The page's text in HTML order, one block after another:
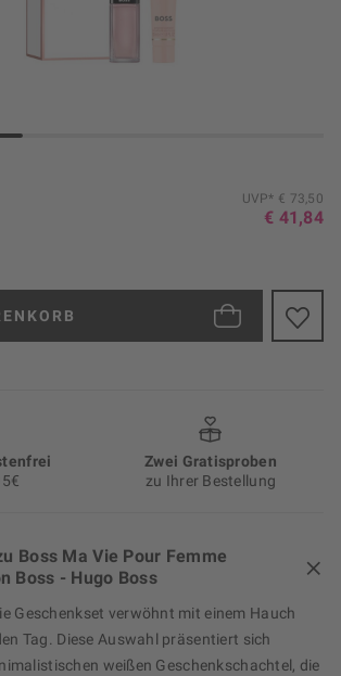
UVP* € 73,50
€ 41,84
Zwei Gratisproben
zu Ihrer Bestellung
Boss Ma Vie Pour Femme
Boss - Hugo Boss
Geschenkset verwöhnt mit einem Hauch
Tag. Diese Auswahl präsentiert sich
weißen Geschenkschachtel, die